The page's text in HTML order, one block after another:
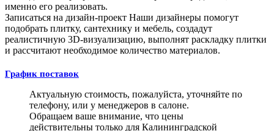
именно его реализовать.
Записаться на дизайн-проект Наши дизайнеры помогут
подобрать плитку, сантехнику и мебель, создадут
реалистичную 3D-визуализацию, выполнят раскладку плитки
и рассчитают необходимое количество материалов.
График поставок
Актуальную стоимость, пожалуйста, уточняйте по
телефону, или у менеджеров в салоне.
Обращаем ваше внимание, что цены
действительны только для Калининградской